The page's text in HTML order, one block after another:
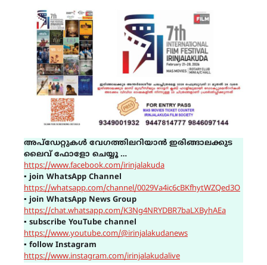
അപ്ഡേറ്റുകൾ വേഗത്തിലറിയാൻ ഇരിങ്ങാലക്കുട
ലൈവ് ഫോളോ ചെയ്യൂ …
https://www.facebook.com/irinjalakuda
▪join WhatsApp Channel
https://whatsapp.com/channel/0029Va4ic6cBKfhytWZQed3O
▪join WhatsApp News Group
https://chat.whatsapp.com/K3Ng4NRYDBR7baLXByhAEa
▪ subscribe YouTube channel
https://www.youtube.com/@irinjalakudanews
▪ follow Instagram
https://www.instagram.com/irinjalakudalive